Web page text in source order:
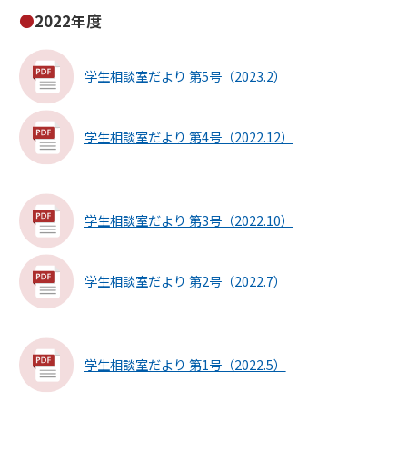
2022年度
学生相談室だより 第5号（2023.2）
学生相談室だより 第4号（2022.12）
学生相談室だより 第3号（2022.10）
学生相談室だより 第2号（2022.7）
学生相談室だより 第1号（2022.5）